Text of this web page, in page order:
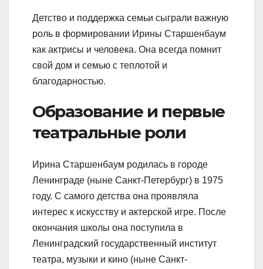
Детство и поддержка семьи сыграли важную
роль в формировании Ирины Старшенбаум
как актрисы и человека. Она всегда помнит
свой дом и семью с теплотой и
благодарностью.
Образование и первые
театральные роли
Ирина Старшенбаум родилась в городе
Ленинграде (ныне Санкт-Петербург) в 1975
году. С самого детства она проявляла
интерес к искусству и актерской игре. После
окончания школы она поступила в
Ленинградский государственный институт
театра, музыки и кино (ныне Санкт-